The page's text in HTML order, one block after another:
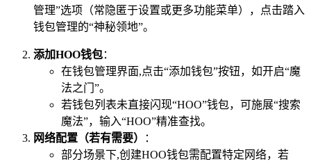
管理”选项（常隐匿于设置或更多功能菜单），点击踏入
钱包管理的“神秘领地”。
添加HOO钱包：
在钱包管理界面,点击“添加钱包”按钮，如开启“魔
法之门”。
若钱包列表未直接闪现“HOO”钱包，可施展“搜索
魔法”，输入“HOO”精准查找。
网络配置（若有需要）
：
部分场景下,创建HOO钱包需配置特定网络，若